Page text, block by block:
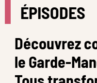
ÉPISODES
Découvrez
le Garde-